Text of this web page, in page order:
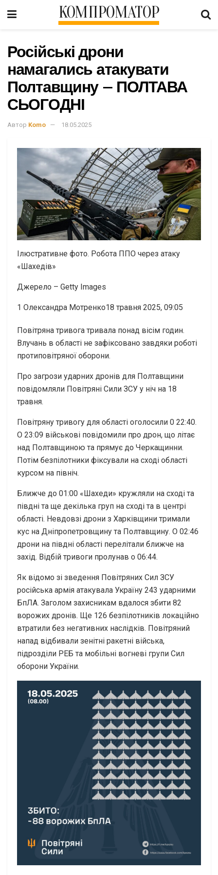
КОМПРОМАТОР
Російські дрони
намагались атакувати
Полтавщину – ПОЛТАВА
СЬОГОДНІ
Автор Komo 18.05.2025
Ілюстративне фото. Робота ППО через атаку
«Шахедів»
Джерело – Getty Images
1 Олександра Мотренко18 травня 2025, 09:05
Повітряна тривога тривала понад вісім годин.
Влучань в області не зафіксовано завдяки роботі
протиповітряної оборони.
Про загрози ударних дронів для Полтавщини
повідомляли Повітряні Сили ЗСУ у ніч на 18
травня.
Повітряну тривогу для області оголосили 0 22:40.
О 23:09 військові повідомили про дрон, що літає
над Полтавщиною та прямує до Черкащинни.
Потім безпілотники фіксували на сході області
курсом на північ.
Ближче до 01:00 «Шахеди» кружляли на сході та
півдні та ще декілька груп на сході та в центрі
області. Невдовзі дрони з Харківщини тримали
кус на Дніпропетровщину та Полтавщину. О 02:46
дрони на півдні області перелітали ближче на
захід. Відбій тривоги пролунав о 06:44.
Як відомо зі зведення Повітряних Сил ЗСУ
російська армія атакувала Україну 243 ударними
БпЛА. Заголом захисникам вдалося збити 82
ворожих дронів. Ще 126 безпілотників локаційно
втратили без негативних наслідків. Повітряний
напад відбивали зенітні ракетні війська,
підрозділи РЕБ та мобільні вогневі групи Сил
оборони України.